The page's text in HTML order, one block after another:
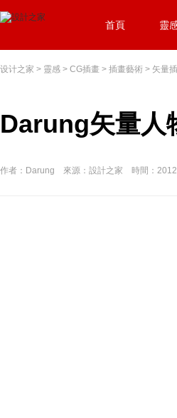
首頁 靈
设计之家 > 靈感 > CG插畫 > 插畫藝術 > 矢量
Darung矢量人
作者：Darung 來源：設計之家 時間：